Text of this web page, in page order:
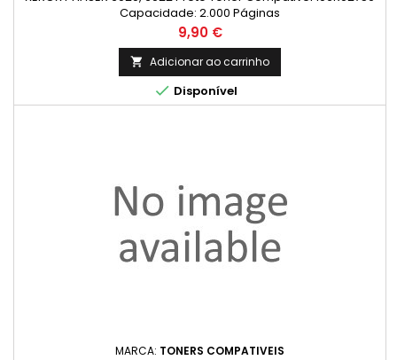
Capacidade: 2.000 Páginas
Preço
9,90 €
 Adicionar ao carrinho
 Disponível
MARCA: TONERS COMPATIVEIS